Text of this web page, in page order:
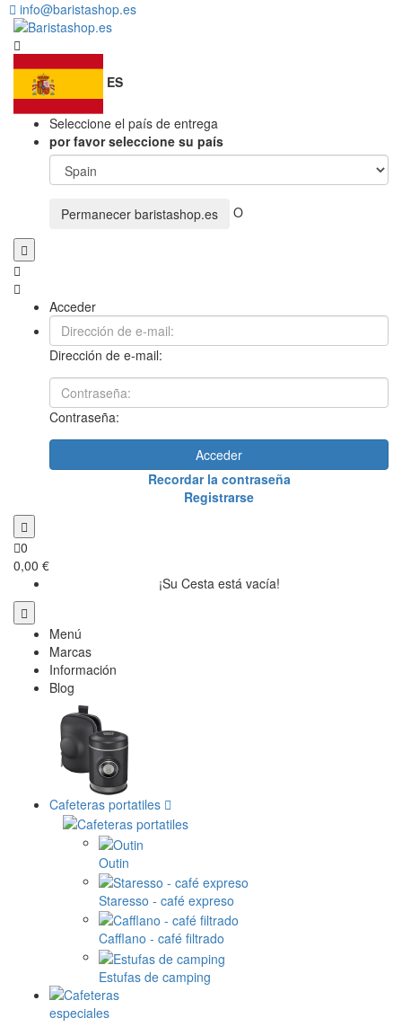
info@baristashop.es
ES
Seleccione el país de entrega
por favor seleccione su país
Permanecer baristashop.es O
Acceder
Dirección de e-mail:
Contraseña:
Acceder
Recordar la contraseña
Registrarse
0
0,00 €
¡Su Cesta está vacía!
Menú
Marcas
Información
Blog
Cafeteras portatiles
Outin
Staresso - café expreso
Cafflano - café filtrado
Estufas de camping